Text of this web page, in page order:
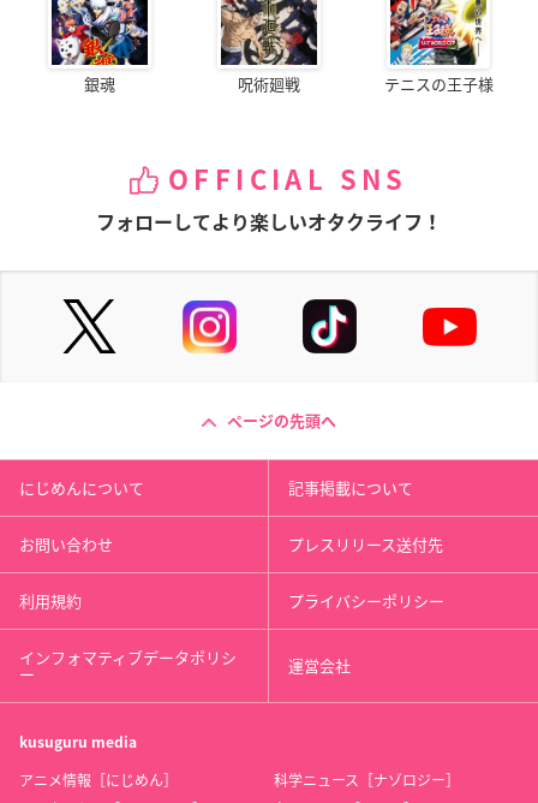
銀魂 呪術廻戦 テニスの王子様
OFFICIAL SNS
フォローしてより楽しいオタクライフ！
ページの先頭へ
にじめんについて 記事掲載について
お問い合わせ プレスリリース送付先
利用規約 プライバシーポリシー
インフォマティブデータポリシ
ー 運営会社
kusuguru media
アニメ情報［にじめん］
科学ニュース［ナゾロジー］